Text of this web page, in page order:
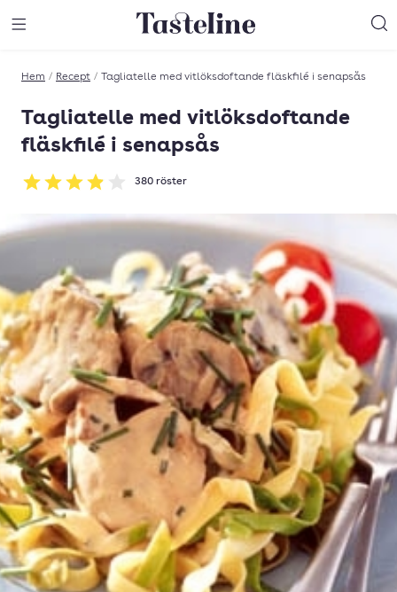
Till Tastelines startsida
Hem / Recept / Tagliatelle med vitlöksdoftande fläskfilé i senapsås
Tagliatelle med vitlöksdoftande
fläskfilé i senapsås
Betyg: 3.9 av 5
380 röster